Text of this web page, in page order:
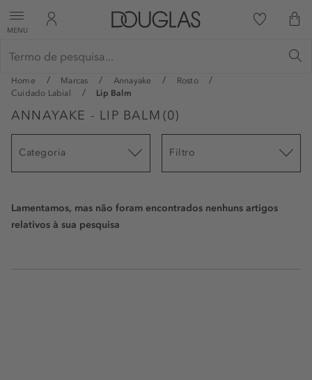
MENU
Home Marcas Annayake
Rosto
Cuidado Labial
Lip Balm
ANNAYAKE - LIP BALM (0)
Categoria Filtro
Lamentamos, mas não foram encontrados nenhuns artigos
relativos à sua pesquisa